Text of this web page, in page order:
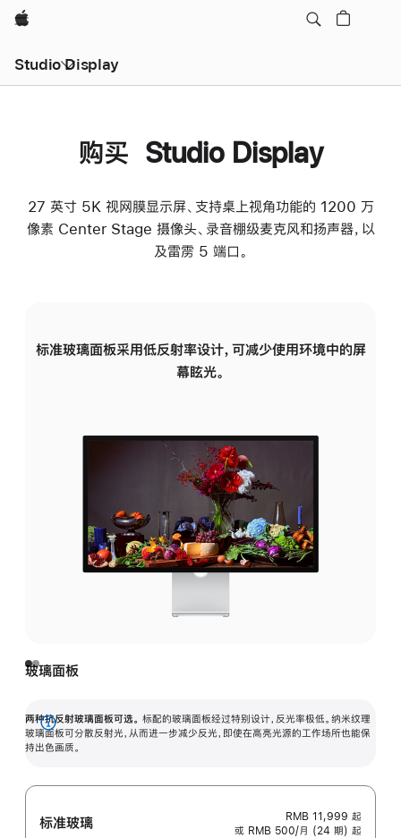
Apple
Studio Display
购买 Studio Display
27 英寸 5K 视网膜显示屏、支持桌上视角功能的 1200 万
像素 Center Stage 摄像头、录音棚级麦克风和扬声器，以
及雷雳 5 端口。
标准玻璃面板采用低反射率设计，可减少使用环境中的屏
幕眩光。
玻璃面板
两种抗反射玻璃面板可选。 标配的玻璃面板经过特别设计，反光率极低。纳米纹理
玻璃面板可分散反射光，从而进一步减少反光，即使在高亮光源的工作场所也能保
持出色画质。
展
开
标准玻璃 RMB 11,999 起
或 RMB 500/月 (24 期) 起